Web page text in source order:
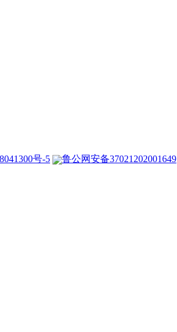
号-5
鲁公网安备37021202001649